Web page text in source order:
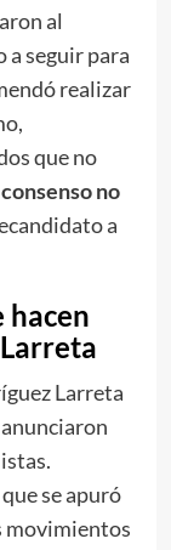
al
a seguir para
realizar
que no
no
a
hacen
Larreta
se apuró
movimientos